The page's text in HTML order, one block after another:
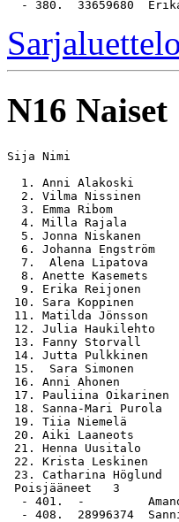
Sarjaluettelo
N16
Sija Nimi
1. Anni Alakoski
2. Vilma Nissinen
3. Emma Ribom
4. Milla Rajala
5. Jonna Niskanen
6. Johanna Engström
7.  Alena Lipatova
8. Anette Kasemets
9. Erika Reijonen
10. Sara Koppinen
11. Matilda
12. Julia Haukilehto
13. Fanny Storvall
14. Jutta Pulkkinen
15.  Sara Simonen
16. Anni Ahonen
17. Pauliina
18. Sanna-Mari
19. Tiia Niemelä
20. Aiki Laaneots
21. Henna Uusitalo
22. Krista Leskinen
23. Catharina
Poisjääneet   3
- 401.  -
- 408.  28996374